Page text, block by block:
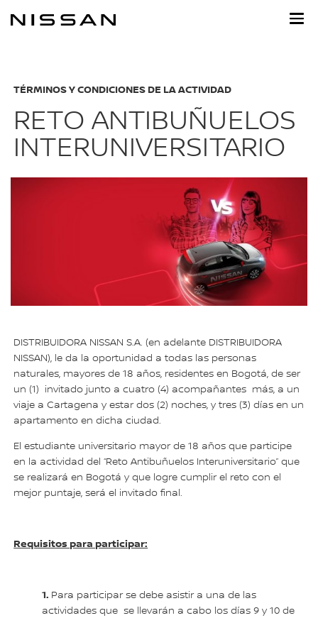
TÉRMINOS Y CONDICIONES DE LA ACTIVIDAD
RETO ANTIBUÑUELOS
INTERUNIVERSITARIO
DISTRIBUIDORA NISSAN S.A. (en adelante DISTRIBUIDORA
NISSAN), le da la oportunidad a todas las personas
naturales, mayores de 18 años, residentes en Bogotá, de ser
un (1) invitado junto a cuatro (4) acompañantes más, a un
viaje a Cartagena y estar dos (2) noches, y tres (3) días en un
apartamento en dicha ciudad.
El estudiante universitario mayor de 18 años que participe
en la actividad del “Reto Antibuñuelos Interuniversitario” que
se realizará en Bogotá y que logre cumplir el reto con el
mejor puntaje, será el invitado final.
Requisitos para participar:
1. Para participar se debe asistir a una de las
actividades que se llevarán a cabo los días 9 y 10 de